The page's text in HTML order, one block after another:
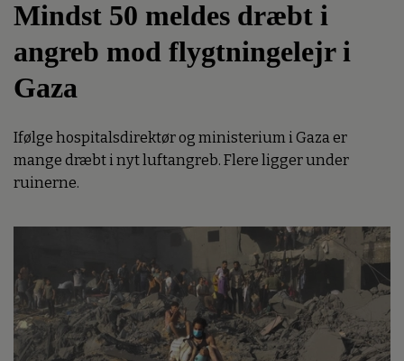
Mindst 50 meldes dræbt i
angreb mod flygtningelejr i
Gaza
Ifølge hospitalsdirektør og ministerium i Gaza er
mange dræbt i nyt luftangreb. Flere ligger under
ruinerne.